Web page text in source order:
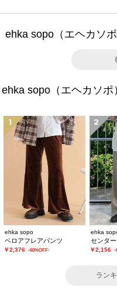
ehka sopo（エヘカソ
ehka sopo（エヘカソ
1
ehka sopo
ベロアフレアパンツ
￥2,376 -60%OFF-
2
ehka
￥2,156 -
ラン